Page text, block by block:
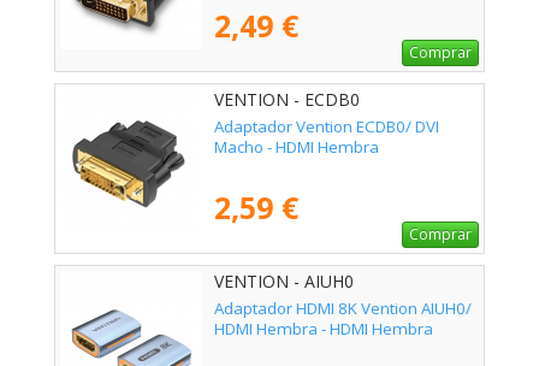
2,49 €
Comprar
VENTION - ECDB0
Adaptador Vention ECDB0/ DVI
Macho - HDMI Hembra
2,59 €
Comprar
VENTION - AIUH0
Adaptador HDMI 8K Vention AIUH0/
HDMI Hembra - HDMI Hembra